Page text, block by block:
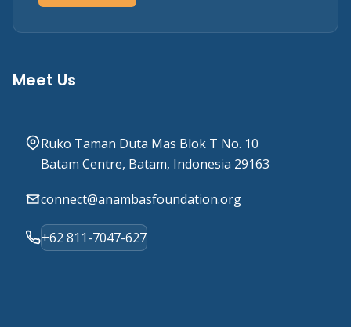
Meet Us
Ruko Taman Duta Mas Blok T No. 10
Batam Centre, Batam, Indonesia 29163
connect@anambasfoundation.org
+62 811-7047-627